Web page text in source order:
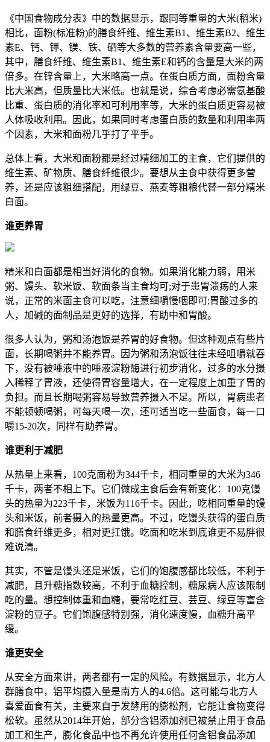
《中国食物成分表》中的数据显示，跟同等重量的大米(稻米)
相比，面粉(标准粉)的膳食纤维、维生素B1、维生素B2、维生
素E、钙、钾、镁、铁、硒等大多数的营养素含量要高一些，
其中，膳食纤维、维生素B1、维生素E和钙的含量是大米的两
倍多。在锌含量上，大米略高一点。在蛋白质方面，面粉含量
比大米高，但质量比大米低。也就是说，综合考虑必需氨基酸
比重、蛋白质的消化率和可利用率等，大米的蛋白质更容易被
人体吸收利用。因此，如果同时考虑蛋白质的数量和利用率两
个因素，大米和面粉几乎打了平手。
总体上看，大米和面粉都是经过精细加工的主食，它们提供的
维生素、矿物质、膳食纤维很少。要想从主食中获得更多营
养，还是应该粗细搭配，用绿豆、燕麦等粗粮代替一部分精米
白面。
谁更养胃
精米和白面都是相当好消化的食物。如果消化能力弱，用米
粥、馒头、软米饭、软面条当主食均可;对于患胃溃疡的人来
说，正常的米面主食可以吃，注意细嚼慢咽即可;胃酸过多的
人，加碱的面制品是更好的选择，有助中和胃酸。
很多人认为，粥和汤泡饭是养胃的好食物。但这种观点有些片
面，长期喝粥并不能养胃。因为粥和汤泡饭往往未经咀嚼就吞
下，没有被唾液中的唾液淀粉酶进行初步消化，过多的水分摄
入稀释了胃液，还使得胃容量增大，在一定程度上加重了胃的
负担。而且长期喝粥容易导致营养摄入不足。所以，胃病患者
不能顿顿喝粥，可每天喝一次，还可适当吃一些面食，每一口
嚼15-20次，同样有助养胃。
谁更利于减肥
从热量上来看，100克面粉为344千卡，相同重量的大米为346
千卡，两者不相上下。它们做成主食后会有新变化：100克馒
头的热量为223千卡，米饭为116千卡。因此，吃相同重量的馒
头和米饭，前者摄入的热量更高。不过，吃馒头获得的蛋白质
和膳食纤维更多，相对更扛饿。吃面和吃米到底谁更不易胖很
难说清。
其实，不管是馒头还是米饭，它们的饱腹感都比较低，不利于
减肥，且升糖指数较高，不利于血糖控制，糖尿病人应该限制
吃的量。想控制体重和血糖，要常吃红豆、芸豆、绿豆等富含
淀粉的豆子。它们饱腹感特别强，消化速度慢，血糖升高平
缓。
谁更安全
从安全方面来讲，两者都有一定的风险。有数据显示，北方人
群膳食中，铝平均摄入量是南方人的4.6倍。这可能与北方人
喜爱面食有关，主要来自于发酵用的膨松剂，它能让食物变得
松软。虽然从2014年开始，部分含铝添加剂已被禁止用于食品
加工和生产，膨化食品中也不再允许使用任何含铝食品添加